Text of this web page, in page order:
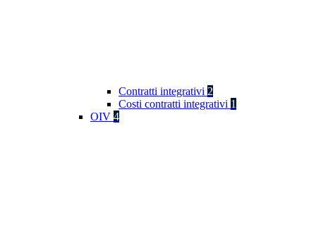
Contratti integrativi 2
Costi contratti integrativi 1
OIV 4